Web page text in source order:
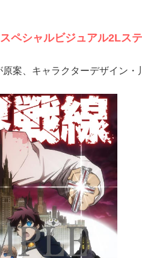
ペシャルビジュアル2Lス
案、キャラクターデザイン